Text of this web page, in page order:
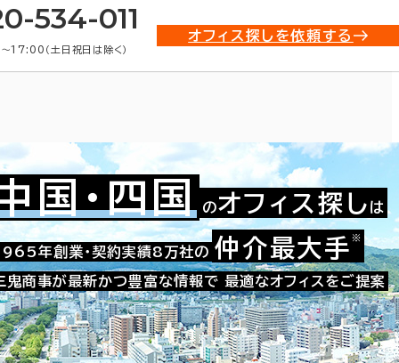
534-011
17:00（土日祝日は除く）
オフィス探しを依頼する
お問い合わせ番号：009-45113
国・四国 のオフィス探し は
年創業・契約実績8万社の 仲介最大手 ※
鬼商事が最新かつ豊富な情報で 最適なオフィスをご提案